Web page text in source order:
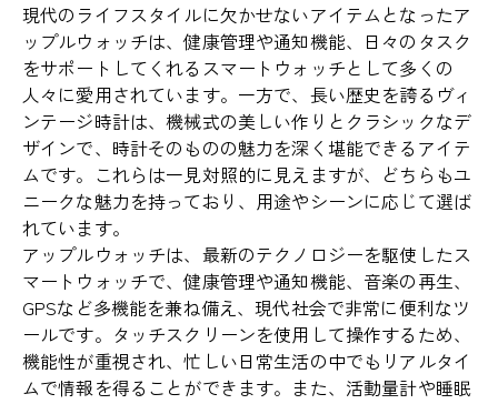
現代のライフスタイルに欠かせないアイテムとなったア
ップルウォッチは、健康管理や通知機能、日々のタスク
をサポートしてくれるスマートウォッチとして多くの
人々に愛用されています。一方で、長い歴史を誇るヴィ
ンテージ時計は、機械式の美しい作りとクラシックなデ
ザインで、時計そのものの魅力を深く堪能できるアイテ
ムです。これらは一見対照的に見えますが、どちらもユ
ニークな魅力を持っており、用途やシーンに応じて選ば
れています。
アップルウォッチは、最新のテクノロジーを駆使したス
マートウォッチで、健康管理や通知機能、音楽の再生、
GPSなど多機能を兼ね備え、現代社会で非常に便利なツ
ールです。タッチスクリーンを使用して操作するため、
機能性が重視され、忙しい日常生活の中でもリアルタイ
ムで情報を得ることができます。また、活動量計や睡眠